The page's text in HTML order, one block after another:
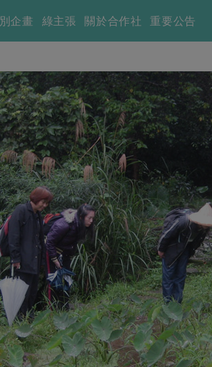
企畫 綠主張 關於合作社 重要公告